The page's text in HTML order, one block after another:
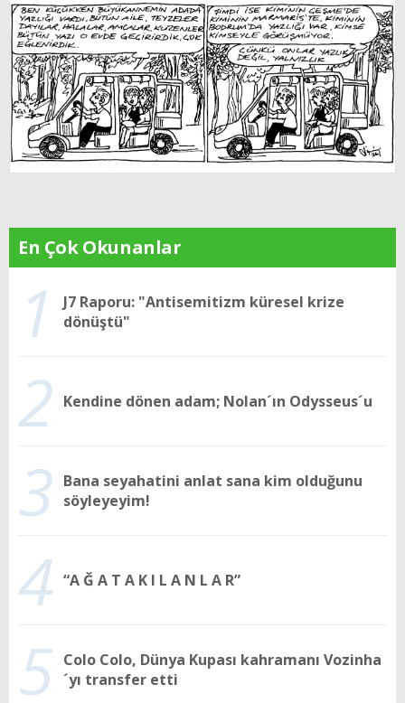
En Çok Okunanlar
1
J7 Raporu: "Antisemitizm küresel krize
dönüştü"
2 Kendine dönen adam; Nolan´ın Odysseus´u
3 Bana seyahatini anlat sana kim olduğunu
söyleyeyim!
4 “A Ğ A T A K I L A N L A R”
5 Colo Colo, Dünya Kupası kahramanı Vozinha
´yı transfer etti